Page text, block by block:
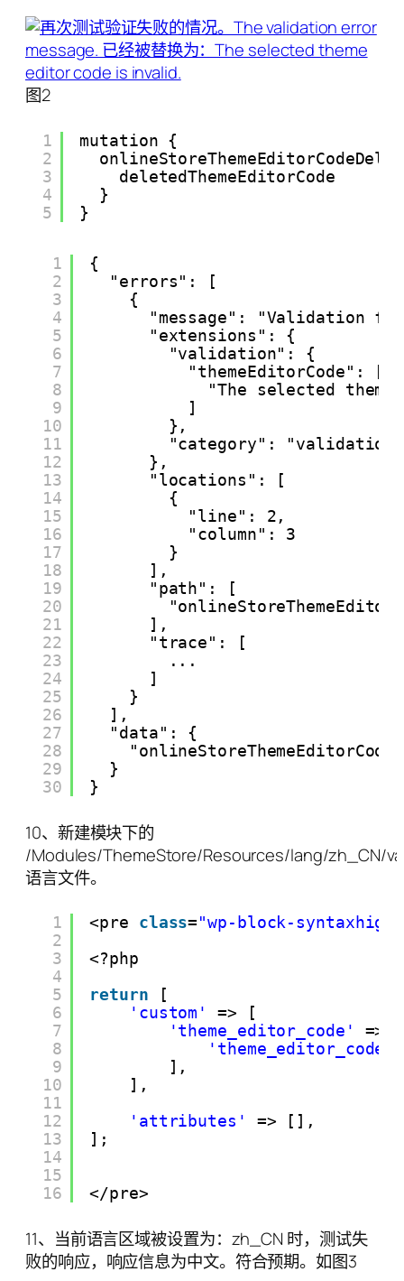
图2
1
2
3
4
5
mutation {
deletedThemeEditorCode
}
}
1
2
3
4
5
6
7
8
9
10
11
12
13
14
15
16
17
18
19
20
21
22
23
24
25
26
27
28
29
30
{
"errors": [
{
"message": "Validation
"extensions": {
"validation": {
"themeEditorCode": [
"The selected
]
},
"category": "validation"
},
"locations": [
{
"line": 2,
"column": 3
}
],
"path": [
],
"trace": [
...
]
}
],
"data": {
}
}
10、新建模块下的
/Modules/ThemeStore/Resources/lang/zh_CN/
语言文件。
1
2
3
4
5
6
7
8
9
10
11
12
13
14
15
16
<pre class="wp-block-
<?php
return
[
'custom'
=> [
'theme_editor_code'
=> [
],
],
'attributes'
=> [],
];
</pre>
11、当前语言区域被设置为：zh_CN 时，测试失
败的响应，响应信息为中文。符合预期。如图3